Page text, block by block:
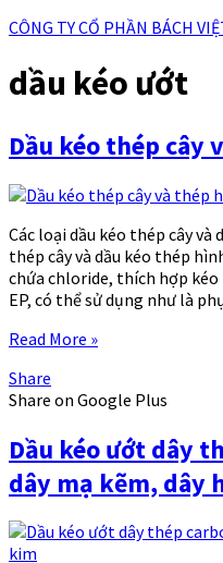
CÔNG TY CỔ PHẦN BÁCH
dầu kéo ướt
Dầu kéo thép cây
Các loại dầu kéo thép cây và
thép cây và dầu kéo thép
chứa chloride, thích hợp kéo
EP, có thể sử dụng như là
Read More »
Share
Share on Google Plus
Dầu kéo ướt dây
dây mạ kẽm, dây